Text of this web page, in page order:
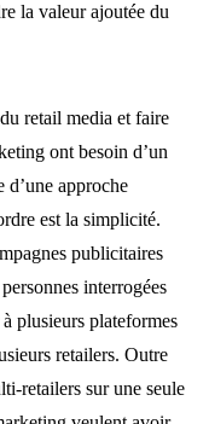
la valeur ajoutée du
retail media et faire
ont besoin d’un
d’une approche
est la simplicité.
publicitaires
interrogées
plusieurs plateformes
retailers. Outre
retailers sur une seule